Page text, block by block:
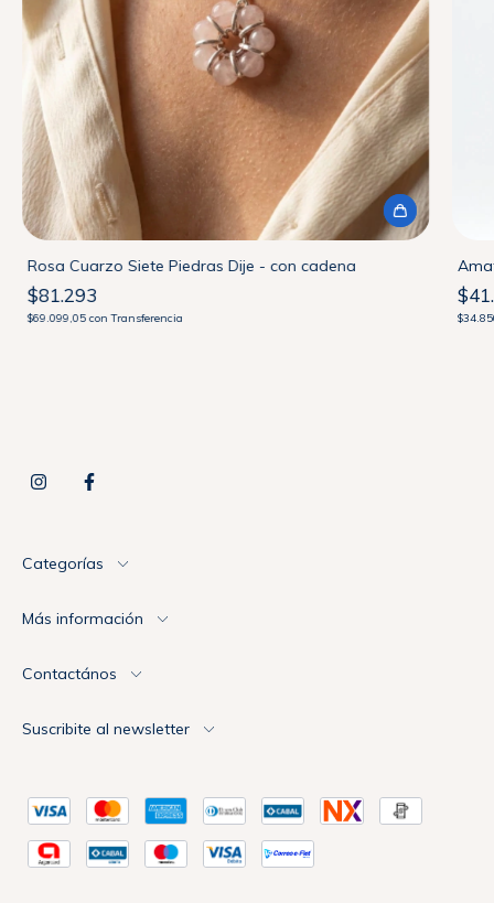
Rosa Cuarzo Siete Piedras Dije - con cadena
$81.293
$69.099,05con Transferencia
Categorías
Más información
Contactános
Suscribite al newsletter